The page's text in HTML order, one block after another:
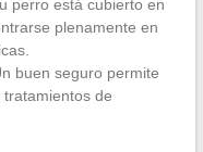
perro está cubierto en
plenamente en
buen seguro permite
de